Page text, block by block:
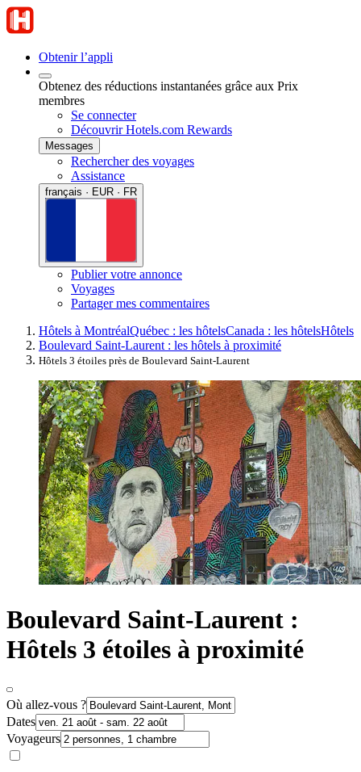
Obtenir l’appli
Obtenez des réductions instantanées grâce aux Prix
membres
Se connecter
Découvrir Hotels.com Rewards
Messages
Rechercher des voyages
Assistance
français · EUR · FR
Publier votre annonce
Voyages
Partager mes commentaires
Hôtels à MontréalQuébec : les hôtelsCanada : les hôtelsHôtels
Boulevard Saint-Laurent : les hôtels à proximité
Hôtels 3 étoiles près de Boulevard Saint-Laurent
Boulevard Saint-Laurent :
Hôtels 3 étoiles à proximité
Où allez-vous ?
Dates
Voyageurs